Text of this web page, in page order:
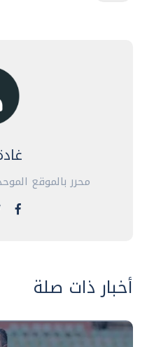
محرر بالموقع
أخبار ذات صلة